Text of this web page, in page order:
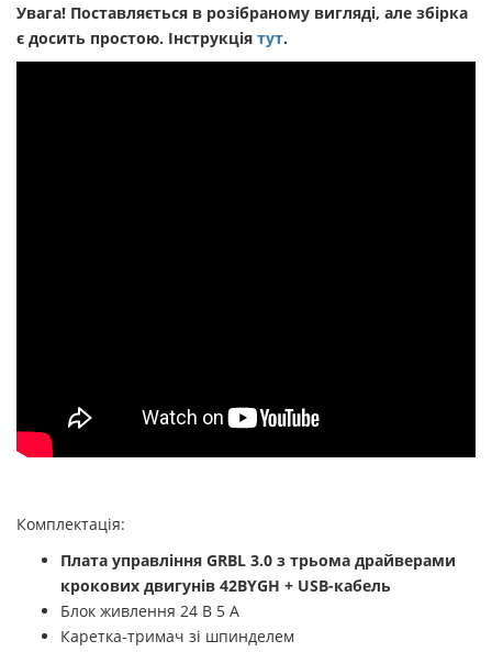
Увага! Поставляється в розібраному вигляді, але збірка
є досить простою. Інструкція тут.
Комплектація:
Плата управління GRBL 3.0 з трьома драйверами
крокових двигунів 42BYGH + USB-кабель
Блок живлення 24 В 5 А
Каретка-тримач зі шпинделем